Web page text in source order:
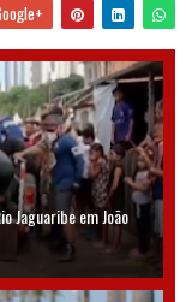
Jaguaribe em João